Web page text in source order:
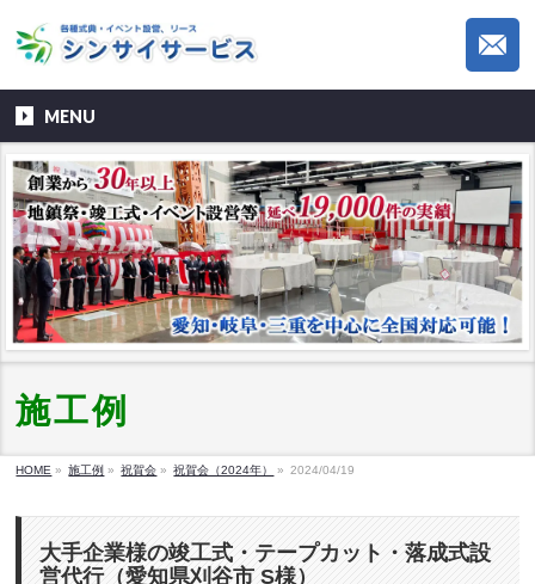
MENU
施工例
HOME » 施工例 » 祝賀会 » 祝賀会（2024年） » 2024/04/19
大手企業様の竣工式・テープカット・落成式設
営代行（愛知県刈谷市 S様）